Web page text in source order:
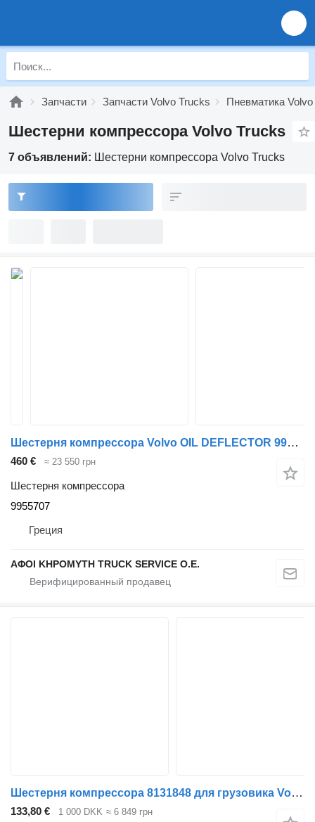
Запчасти Запчасти Volvo Trucks Пневматика
Шестерни компрессора Volvo Trucks
7 объявлений: Шестерни компрессора Volvo Trucks
Шестерня компрессора Volvo OIL DEFLECTOR 9955707 для тягача Volvo
460 € ≈ 23 550 грн
Шестерня компрессора
9955707
Греция
ΑΦΟΙ ΚΗΡΟΜΥΤΗ TRUCK SERVICE Ο.Ε.
Шестерня компрессора 8131848 для грузовика Volvo
133,80 € 1 000 DKK ≈ 6 849 грн